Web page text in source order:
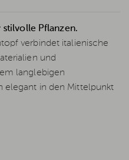
stilvolle Pflanzen.
verbindet italienische
und
langlebigen
elegant in den Mittelpunkt